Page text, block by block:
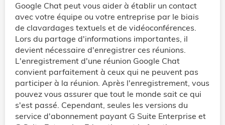
Google Chat peut vous aider à établir un contact
avec votre équipe ou votre entreprise par le biais
de clavardages textuels et de vidéoconférences.
Lors du partage d'informations importantes, il
devient nécessaire d'enregistrer ces réunions.
L'enregistrement d'une réunion Google Chat
convient parfaitement à ceux qui ne peuvent pas
participer à la réunion. Après l'enregistrement, vous
pouvez vous assurer que tout le monde sait ce qui
s'est passé. Cependant, seules les versions du
service d'abonnement payant G Suite Enterprise et